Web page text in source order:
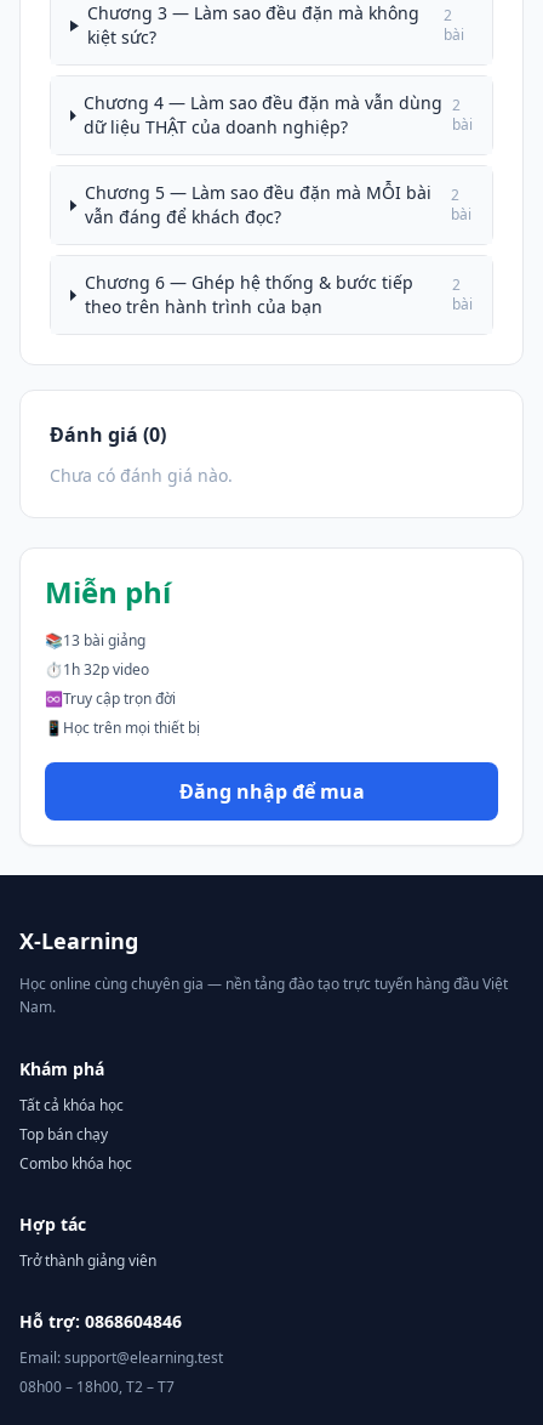
Chương 3 — Làm sao đều đặn mà không
kiệt sức?
2
bài
Chương 4 — Làm sao đều đặn mà vẫn dùng
dữ liệu THẬT của doanh nghiệp?
2
bài
Chương 5 — Làm sao đều đặn mà MỖI bài
vẫn đáng để khách đọc?
2
bài
Chương 6 — Ghép hệ thống & bước tiếp
theo trên hành trình của bạn
2
bài
Đánh giá (0)
Chưa có đánh giá nào.
Miễn phí
📚13 bài giảng
⏱1h 32p video
♾Truy cập trọn đời
📱 Học trên mọi thiết bị
Đăng nhập để mua
X-Learning
Học online cùng chuyên gia — nền tảng đào tạo trực tuyến hàng đầu Việt
Nam.
Khám phá
Tất cả khóa học
Top bán chạy
Combo khóa học
Hợp tác
Trở thành giảng viên
Hỗ trợ: 0868604846
Email: support@elearning.test
08h00 – 18h00, T2 – T7